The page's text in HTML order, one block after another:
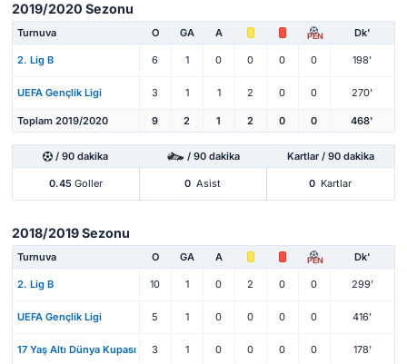
2019/2020 Sezonu
Turnuva O GA A PEN Dk'
2. Lig B 6 1 0 0 0 0 198'
UEFA Gençlik Ligi 3 1 1 2 0 0 270'
Toplam 2019/2020 9 2 1 2 0 0 468'
/ 90 dakika / 90 dakika Kartlar / 90 dakika
0.45Goller 0 Asist 0 Kartlar
2018/2019 Sezonu
Turnuva O GA A PEN Dk'
2. Lig B 10 1 0 2 0 0 299'
UEFA Gençlik Ligi 5 1 0 0 0 0 416'
17 Yaş Altı Dünya Kupası 3 1 0 0 0 0 178'